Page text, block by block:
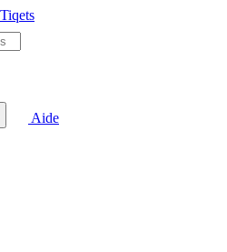
Aide